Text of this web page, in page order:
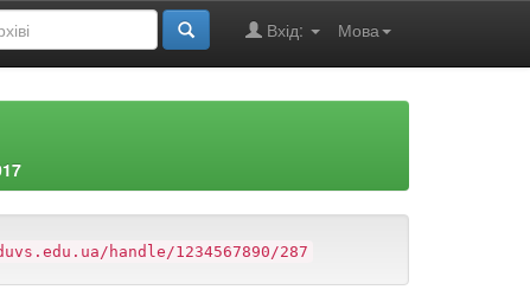
Мова
Вхід:
handle/1234567890/287